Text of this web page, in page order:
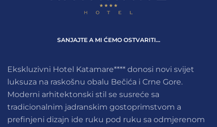
SANJAJTE A MI ĆEMO OSTVARITI…
Ekskluzivni Hotel Katamare**** donosi novi svijet
luksuza na raskošnu obalu Bečića i Crne Gore.
Moderni arhitektonski stil se susreće sa
tradicionalnim jadranskim gostoprimstvom a
prefinjeni dizajn ide ruku pod ruku sa odmjerenom